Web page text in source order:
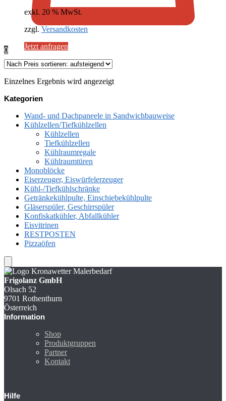
0
exkl. 20 % MwSt.
zzgl. Versandkosten
Jetzt anfragen
Einzelnes Ergebnis wird angezeigt
Kategorien
Wand- und Dachpaneele in Sandwichbauweise
Kühlzellen/Tiefkühlzellen
Kühlzellen
Tiefkühlzellen
Kühlraumregale
Kühlraumtüren
Monoblöcke
Eiserzeuger, Eiswürfelerzeuger
Kühl-/Tiefkühlschränke
Getränkekühlpulte, Einschiebekühlpulte
Gläserspüler, Geschirrspüler
Konfiskatkühler, Abfallkühler
Eisvitrinen
RESTPOSTEN
Pizzaöfen
Frigolanz GmbH
Olsach 52
9701 Rothenthurn
Österreich
Information
Shop
Produktgruppen
Partner
Kontakt
Hilfe